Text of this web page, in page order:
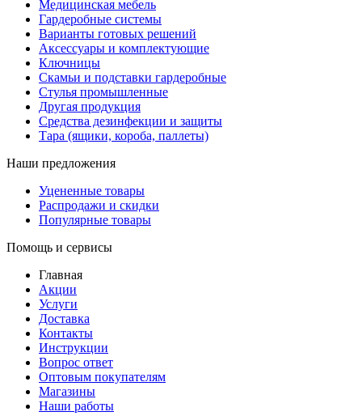
Медицинская мебель
Гардеробные системы
Варианты готовых решений
Аксессуары и комплектующие
Ключницы
Скамьи и подставки гардеробные
Стулья промышленные
Другая продукция
Средства дезинфекции и защиты
Тара (ящики, короба, паллеты)
Наши предложения
Уцененные товары
Распродажи и скидки
Популярные товары
Помощь и сервисы
Главная
Акции
Услуги
Доставка
Контакты
Инструкции
Вопрос ответ
Оптовым покупателям
Магазины
Наши работы